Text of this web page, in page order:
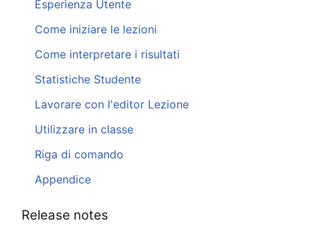
Esperienza Utente
Come iniziare le lezioni
Come interpretare i risultati
Statistiche Studente
Lavorare con l'editor Lezione
Utilizzare in classe
Riga di comando
Appendice
Release notes